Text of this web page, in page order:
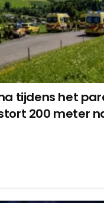
tijdens het
200 meter